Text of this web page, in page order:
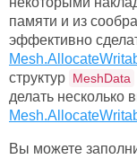
памяти и из
эффективно
структур MeshData
делать несколько
Вы можете